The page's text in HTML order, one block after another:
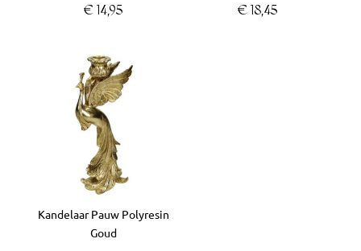
€ 14,95 € 18,45
Kandelaar Pauw Polyresin
Goud